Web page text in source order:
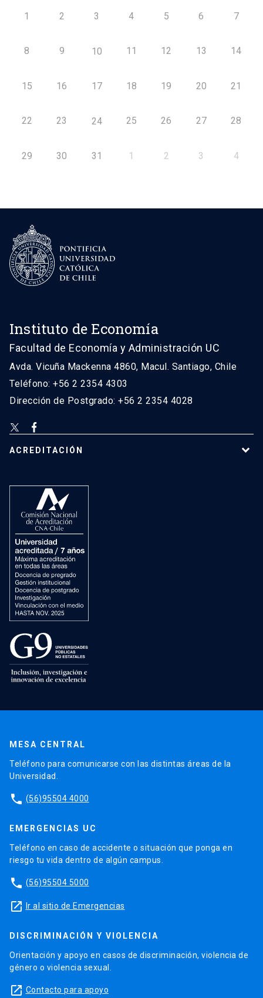
1 2 3 4 5 6 7
8 9 10 11 12 13 14
15 16 17 18 19 20 21
22 23 24 25 26 27 28
29 30 31 1 2 3 4
Instituto de Economía
Facultad de Economía y Administración UC
Avda. Vicuña Mackenna 4860, Macul. Santiago, Chile
Teléfono: +56 2 2354 4303
Dirección de Postgrado: +56 2 2354 4028
ACREDITACIÓN
MESA CENTRAL
Teléfono para comunicarse con las distintas áreas de la
Universidad.
phone (56)95504 4000
EMERGENCIAS UC
Teléfono en caso de accidente o situación que ponga en
riesgo tu vida dentro de algún campus.
phone (56)95504 5000
launch Ir al sitio de Emergencias
DISCRIMINACIÓN Y VIOLENCIA
Orientación y apoyo en casos de discriminación, violencia de
género o violencia sexual.
launch Contacto para apoyo